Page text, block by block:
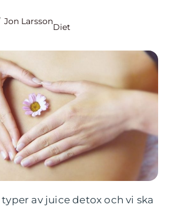
Jon Larsson
Diet
av juice detox och vi ska